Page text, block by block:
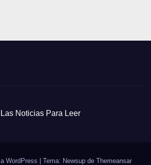
Las Noticias Para Leer
WordPress Tema: Newsup de Themeansar